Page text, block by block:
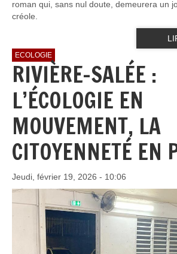
roman qui, sans nul doute, demeurera un
créole.
ECOLOGIE
RIVIÈRE-SALÉE :
L’ÉCOLOGIE EN
MOUVEMENT, LA
CITOYENNETÉ EN
Jeudi, février 19, 2026 - 10:06